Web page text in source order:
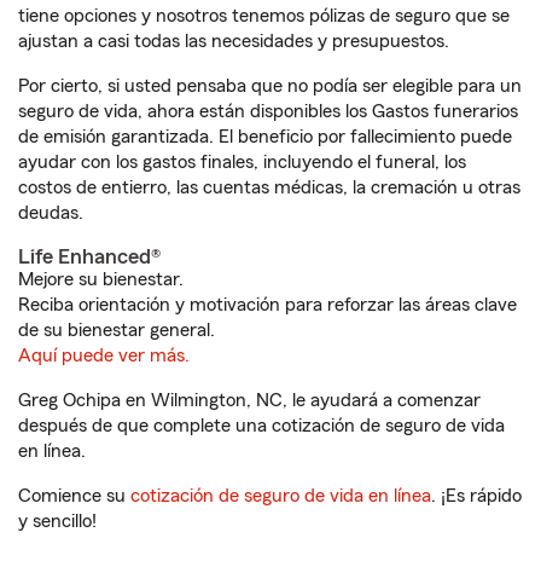
tiene opciones y nosotros tenemos pólizas de seguro que se
ajustan a casi todas las necesidades y presupuestos.
Por cierto, si usted pensaba que no podía ser elegible para un
seguro de vida, ahora están disponibles los Gastos funerarios
de emisión garantizada. El beneficio por fallecimiento puede
ayudar con los gastos finales, incluyendo el funeral, los
costos de entierro, las cuentas médicas, la cremación u otras
deudas.
Life Enhanced®
Mejore su bienestar.
Reciba orientación y motivación para reforzar las áreas clave
de su bienestar general.
Aquí puede ver más.
Greg Ochipa en Wilmington, NC, le ayudará a comenzar
después de que complete una cotización de seguro de vida
en línea.
Comience su cotización de seguro de vida en línea. ¡Es rápido
y sencillo!